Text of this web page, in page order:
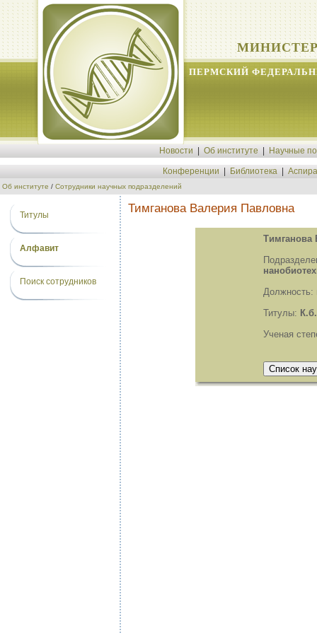
ПЕРМСКИЙ
Новости Об институте Научные
Конференции Библиотека
Об институте / Сотрудники научных подразделений
Титулы
Алфавит
Поиск сотрудников
Тимганова Валерия Павловна
Тимганова
Должность:
Титулы:
Ученая